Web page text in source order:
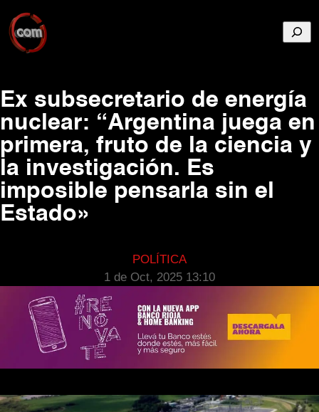
Ex subsecretario de energía
nuclear: “Argentina juega en
primera, fruto de la ciencia y
la investigación. Es
imposible pensarla sin el
Estado»
POLÍTICA
1 de Oct, 2025 13:10